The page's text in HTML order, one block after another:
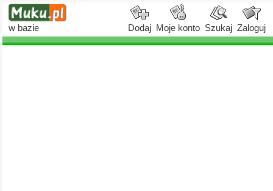
w bazie Dodaj Moje konto Szukaj Zaloguj